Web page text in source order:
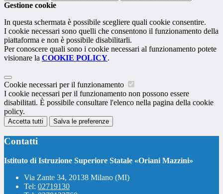
Gestione cookie
In questa schermata è possibile scegliere quali cookie consentire.
I cookie necessari sono quelli che consentono il funzionamento della
piattaforma e non è possibile disabilitarli.
Per conoscere quali sono i cookie necessari al funzionamento potete
visionare la COOKIE POLICY.
Cookie necessari per il funzionamento
I cookie necessari per il funzionamento non possono essere
disabilitati. È possibile consultare l'elenco nella pagina della cookie
policy.
Accetta tutti Salva le preferenze
Contatti
Istituto di Istruzione Superiore Statale «Oriani Mazzini»
Via Zante 34, 20138 Milano (MI)
Tel: 02719130